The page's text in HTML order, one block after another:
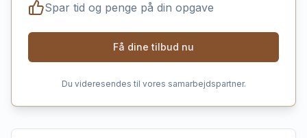
Spar tid og penge på din opgave
Få dine tilbud nu
Du videresendes til vores samarbejdspartner.